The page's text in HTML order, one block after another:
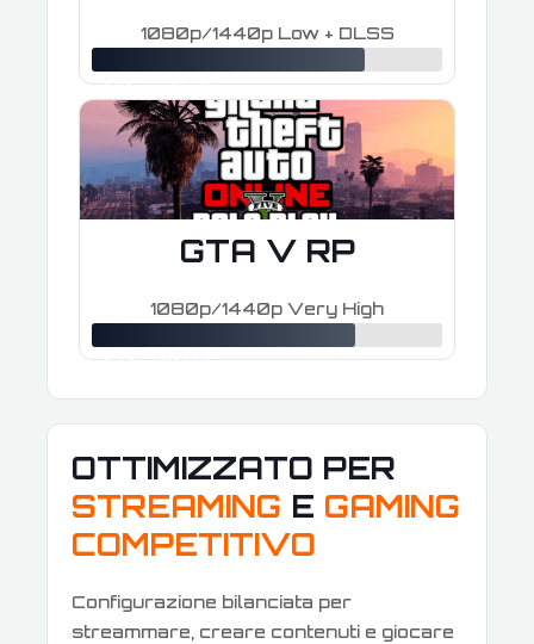
1080p/1440p Low + DLSS
≈ 170–260 FPS
GTA V RP
1080p/1440p Very High
≈ 150–240 FPS
OTTIMIZZATO PER
STREAMING E GAMING
COMPETITIVO
Configurazione bilanciata per
streammare, creare contenuti e giocare